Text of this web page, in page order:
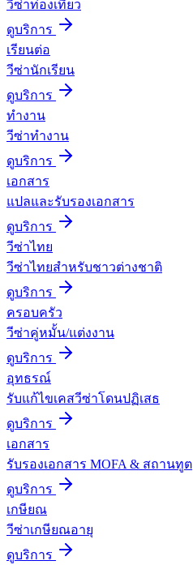
วีซ่าท่องเที่ยว
ดูบริการ
เรียนต่อ
วีซ่านักเรียน
ดูบริการ
ทำงาน
วีซ่าทำงาน
ดูบริการ
เอกสาร
แปลและรับรองเอกสาร
ดูบริการ
วีซ่าไทย
วีซ่าไทยสำหรับชาวต่างชาติ
ดูบริการ
ครอบครัว
วีซ่าคู่หมั้น/แต่งงาน
ดูบริการ
อุทธรณ์
รับแก้ไขเคสวีซ่าโดนปฏิเสธ
ดูบริการ
เอกสาร
รับรองเอกสาร MOFA & สถานทูต
ดูบริการ
เกษียณ
วีซ่าเกษียณอายุ
ดูบริการ